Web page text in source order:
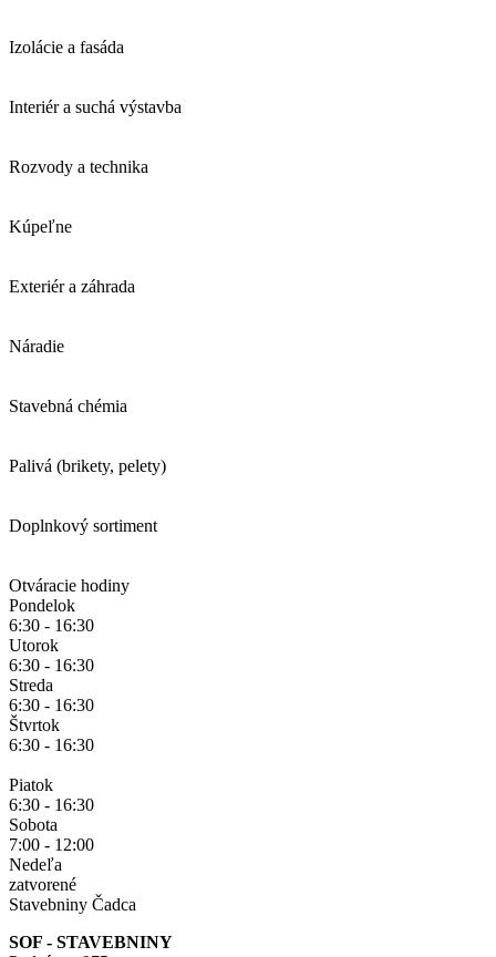
Izolácie a fasáda
Interiér a suchá výstavba
Rozvody a technika
Kúpeľne
Exteriér a záhrada
Náradie
Stavebná chémia
Palivá (brikety, pelety)
Doplnkový sortiment
Otváracie hodiny
Pondelok
6:30 - 16:30
Utorok
6:30 - 16:30
Streda
6:30 - 16:30
Štvrtok
6:30 - 16:30
Piatok
6:30 - 16:30
Sobota
7:00 - 12:00
Nedeľa
zatvorené
Stavebniny Čadca
SOF - STAVEBNINY